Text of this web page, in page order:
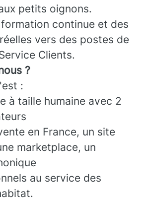
petits oignons.
continue et des
vers des postes de
Clients.
?
:
à taille humaine avec 2
en France, un site
marketplace, un
au service des